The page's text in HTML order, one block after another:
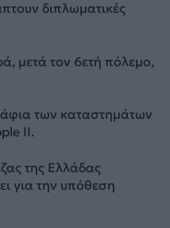
διπλωματικές
μετά τον 6ετή πόλεμο,
των καταστημάτων
II.
της Ελλάδας
για την υπόθεση